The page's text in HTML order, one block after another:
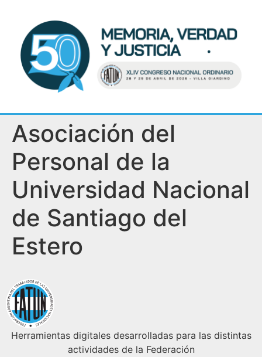
Asociación del
Personal de la
Universidad Nacional
de Santiago del
Estero
Herramientas digitales desarrolladas para las distintas
actividades de la Federación